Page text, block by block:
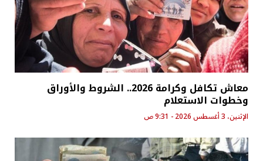
معاش تكافل وكرامة 2026.. الشروط والأوراق
وخطوات الاستعلام
الإثنين، 3 أغسطس 2026 - 9:31 ص